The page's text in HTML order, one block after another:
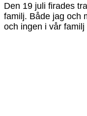
Den 19 juli firades
familj. Både jag och
och ingen i vår